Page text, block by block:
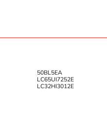
50BL5EA
LC65UI7252E
LC32HI3012E